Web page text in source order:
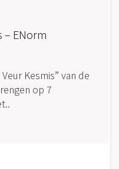
– ENorm
Kesmis” van de
op 7